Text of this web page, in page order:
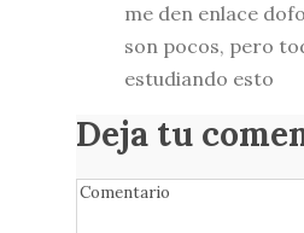
me den enlace
son pocos, pero
estudiando esto
Deja tu